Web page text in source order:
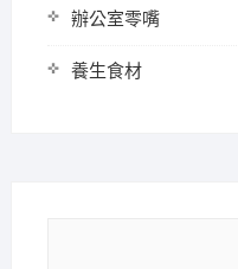
辦公室零嘴
養生食材